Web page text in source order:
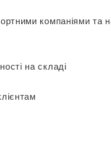
компаніями та
на складі